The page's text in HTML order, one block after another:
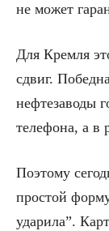
не может
Для Кремля
сдвиг.
нефтезаводы
телефона, а в
Поэтому
простой
ударила”.